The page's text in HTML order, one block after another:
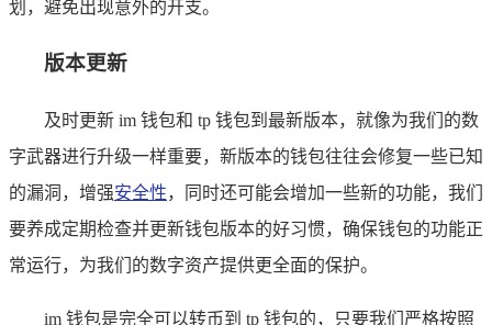
划，避免出现意外的开支。
版本更新
及时更新 im 钱包和 tp 钱包到最新版本，就像为我们的数
字武器进行升级一样重要，新版本的钱包往往会修复一些已知
的漏洞，增强安全性，同时还可能会增加一些新的功能，我们
要养成定期检查并更新钱包版本的好习惯，确保钱包的功能正
常运行，为我们的数字资产提供更全面的保护。
im 钱包是完全可以转币到 tp 钱包的，只要我们严格按照